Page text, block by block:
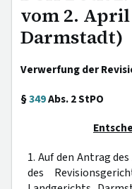
vom 2. April
Darmstadt)
Verwerfung der
§349Abs. 2 StPO
1. Auf den Antrag
des